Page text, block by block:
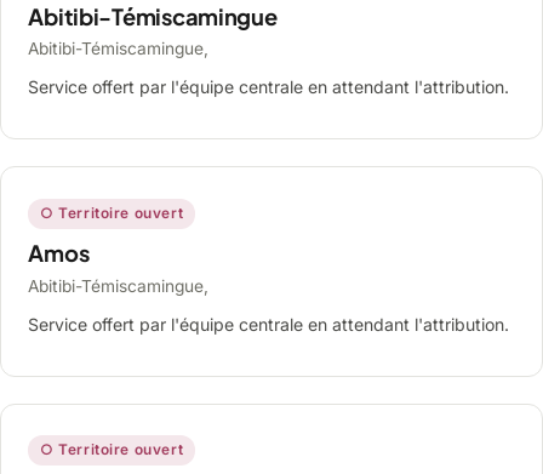
Abitibi-Témiscamingue
Abitibi-Témiscamingue,
Service offert par l'équipe centrale en attendant l'attribution.
○ Territoire ouvert
Amos
Abitibi-Témiscamingue,
Service offert par l'équipe centrale en attendant l'attribution.
○ Territoire ouvert